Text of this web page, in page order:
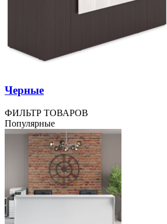
Черные
ФИЛЬТР ТОВАРОВ
Популярные